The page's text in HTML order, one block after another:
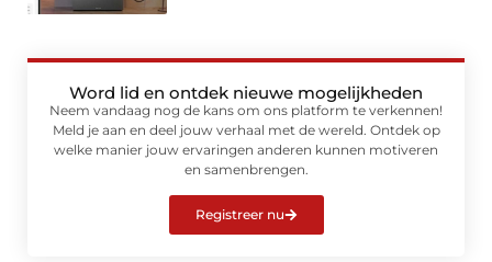
Word lid en ontdek nieuwe mogelijkheden
Neem vandaag nog de kans om ons platform te verkennen!
Meld je aan en deel jouw verhaal met de wereld. Ontdek op
welke manier jouw ervaringen anderen kunnen motiveren
en samenbrengen.
Registreer nu